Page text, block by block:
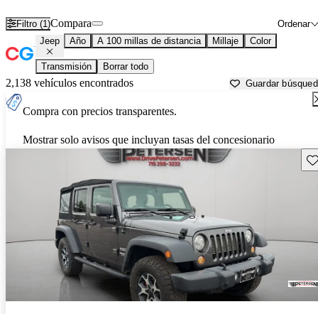
Filtro (1) Ordenar
Compara
Jeep Año A 100 millas de distancia Millaje Color
Transmisión Borrar todo
2,138 vehículos encontrados Guardar
Compra con precios transparentes.
Mostrar solo avisos que incluyan tasas del concesionario